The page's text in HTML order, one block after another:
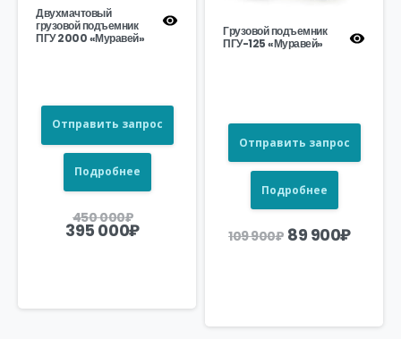
Двухмачтовый
грузовой подъемник
ПГУ 2000 «Муравей»
Отправить запрос
Подробнее
450 000₽Первоначальная
цена
составляла
395 000₽Текущая
Грузовой подъемник
ПГУ-125 «Муравей»
Отправить запрос
Подробнее
109 900₽ цена
89 900₽